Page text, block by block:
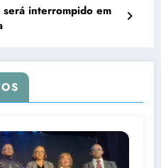
interrompido em